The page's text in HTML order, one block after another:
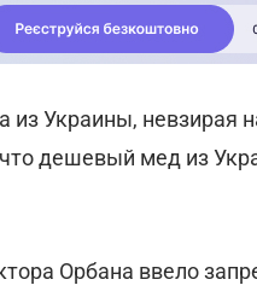
из Украины, невзирая
дешевый мед из
Орбана ввело